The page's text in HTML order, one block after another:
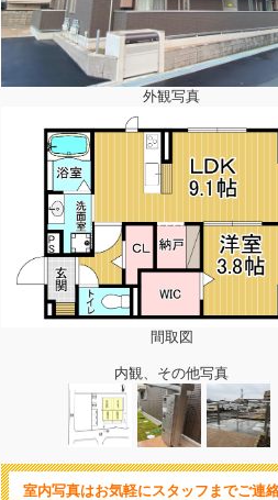
外観写真
間取図
内観、その他写真
室内写真はお気軽にスタッフまでご連